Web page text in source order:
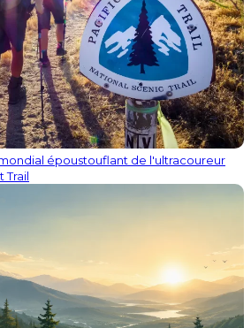
époustouflant de l'ultracoureur
Trail